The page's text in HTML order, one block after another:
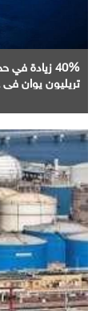
تريليون يوان في